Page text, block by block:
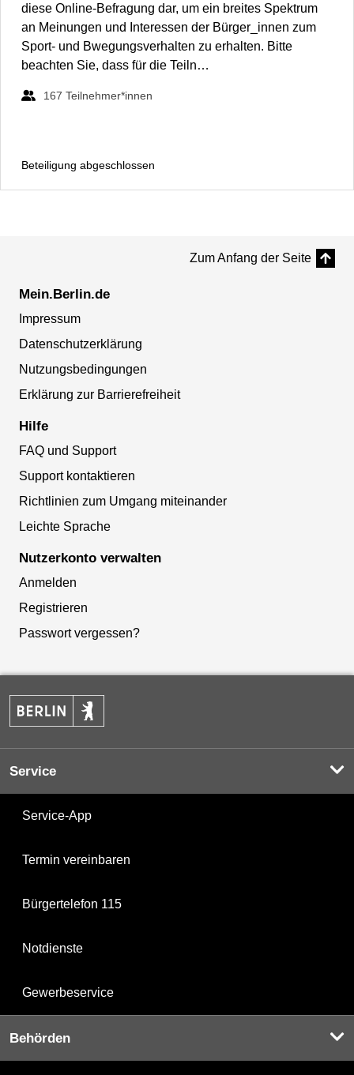
diese Online-Befragung dar, um ein breites Spektrum
an Meinungen und Interessen der Bürger_innen zum
Sport- und Bwegungsverhalten zu erhalten. Bitte
beachten Sie, dass für die Teiln…
167 Teilnehmer*innen
Beteiligung abgeschlossen
Zum Anfang der Seite
Mein.Berlin.de
Impressum
Datenschutzerklärung
Nutzungsbedingungen
Erklärung zur Barrierefreiheit
Hilfe
FAQ und Support
Support kontaktieren
Richtlinien zum Umgang miteinander
Leichte Sprache
Nutzerkonto verwalten
Anmelden
Registrieren
Passwort vergessen?
Service
Service-App
Termin vereinbaren
Bürgertelefon 115
Notdienste
Gewerbeservice
Behörden